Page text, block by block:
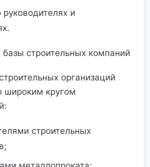
руководителях и
строительных компаний
организаций
широким кругом
строительных